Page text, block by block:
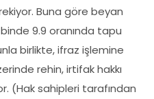
Buna göre beyan
9.9 oranında tapu
birlikte, ifraz işlemine
rehin, irtifak hakkı
(Hak sahipleri tarafından